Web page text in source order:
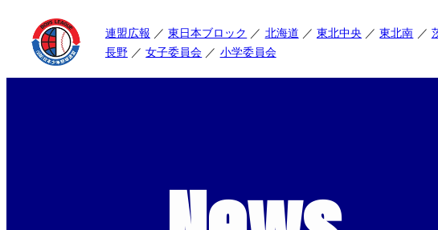
連盟広報 東日本ブロック 北海道 東北中央 東北南
長野
女子委員会 小学委員会